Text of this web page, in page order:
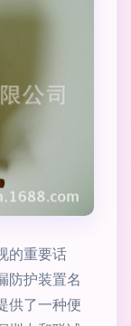
的重要话
防护装置名
供了一种便